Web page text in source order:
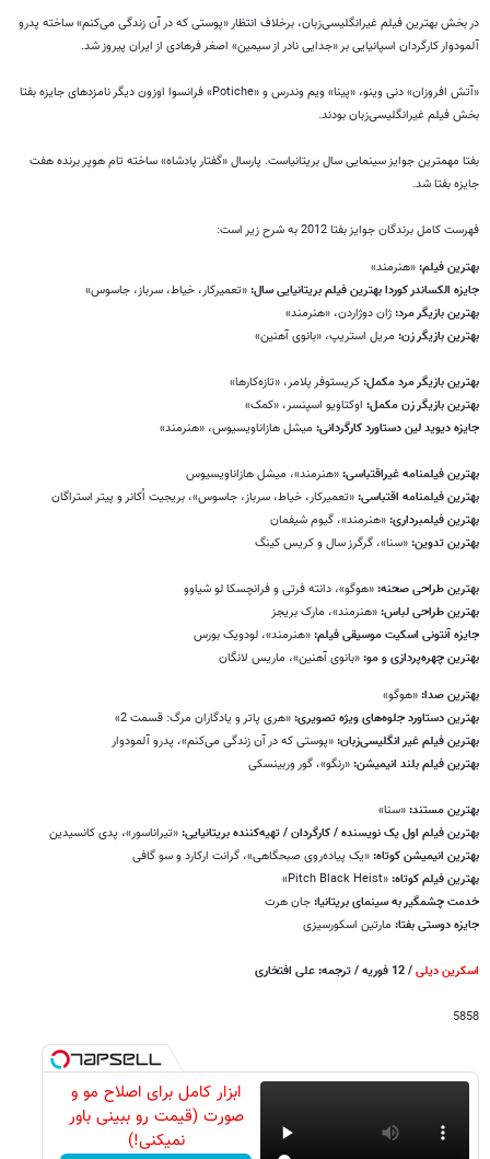
در بخش بهترین فیلم غیرانگلیسی‌زبان، برخلاف انتظار «پوستی که در آن زندگی می‌کنم» ساخته پدرو
آلمودوار کارگردان اسپانیایی بر «جدایی نادر از سیمین» اصغر فرهادی از ایران پیروز شد.
«آتش افروزان» دنی وینو، «پینا» ویم وندرس و «Potiche» فرانسوا اوزون دیگر نامزدهای جایزه بفتا
بخش فیلم غیرانگلیسی‌زبان بودند.
بفتا مهمترین جوایز سینمایی سال بریتانیاست. پارسال «گفتار پادشاه» ساخته تام هوپر برنده هفت
جایزه بفتا شد.
فهرست کامل برندگان جوایز بفتا 2012 به شرح زیر است:
بهترین فیلم: «هنرمند»
جایزه الکساندر کوردا بهترین فیلم بریتانیایی سال: «تعمیرکار، خیاط، سرباز، جاسوس»
بهترین بازیگر مرد: ژان دوژاردن، «هنرمند»
بهترین بازیگر زن: مریل استریپ، «بانوی آهنین»
بهترین بازیگر مرد مکمل: کریستوفر پلامر، «تازه‌کارها»
بهترین بازیگر زن مکمل: اوکتاویو اسپنسر، «کمک»
جایزه دیوید لین دستاورد کارگردانی: میشل هازاناویسیوس، «هنرمند»
بهترین فیلمنامه غیراقتباسی: «هنرمند»، میشل هازاناویسیوس
بهترین فیلمنامه اقتباسی: «تعمیرکار، خیاط، سرباز، جاسوس»، بریجیت اُکانر و پیتر استراگان
بهترین فیلمبرداری: «هنرمند»، گیوم شیفمان
بهترین تدوین: «سنا»، گرگرز سال و کریس کینگ
بهترین طراحی صحنه: «هوگو»، دانته فرتی و فرانچسکا لو شیاوو
بهترین طراحی لباس: «هنرمند»، مارک بریجز
جایزه آنتونی اسکیت موسیقی فیلم: «هنرمند»، لودویک بورس
بهترین چهره‌پردازی و مو: «بانوی آهنین»، ماریس لانگان
بهترین صدا: «هوگو»
بهترین دستاورد جلوه‌های ویژه تصویری: «هری پاتر و یادگاران مرگ: قسمت 2»
بهترین فیلم غیر انگلیسی‌زبان: «پوستی که در آن زندگی می‌کنم»، پدرو آلمودوار
بهترین فیلم بلند انیمیشن: «رنگو»، گور وربینسکی
بهترین مستند: «سنا»
بهترین فیلم اول یک نویسنده / کارگردان / تهیه‌کننده بریتانیایی: «تیراناسور»، پدی کانسیدین
بهترین انیمیشن کوتاه: «یک پیاده‌روی صبحگاهی»، گرانت ارکارد و سو گافی
بهترین فیلم کوتاه: «
Pitch Black Heist
»
خدمت چشمگیر به سینمای بریتانیا: جان هرت
جایزه دوستی بفتا: مارتین اسکورسیزی
اسکرین دیلی/ 12 فوریه / ترجمه: علی افتخاری
5858
ابزار کامل برای اصلاح مو و
صورت (قیمت رو ببینی باور
نمیکنی!)